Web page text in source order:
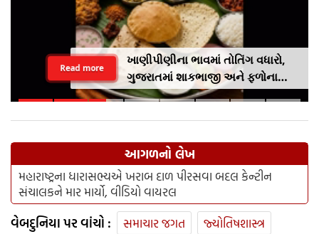
ખાણીપીણીના ભાવમાં તોતિંગ વધારો,
ગુજરાતમાં શાકભાજી અને ફળોના
વધતા ભાવથી સામાન્ય લોકો પર
Read more
આગળનો લેખ
મહારાષ્ટ્રના ધારાસભ્યએ ખરાબ દાળ પીરસવા બદલ કેન્ટીન
સંચાલકને માર માર્યો, વીડિયો વાયરલ
વેબદુનિયા પર વાંચો : સમાચાર જગત
જ્યોતિષશાસ્ત્ર